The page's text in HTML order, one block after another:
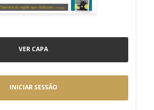
VER CAPA
INICIAR SESSÃO